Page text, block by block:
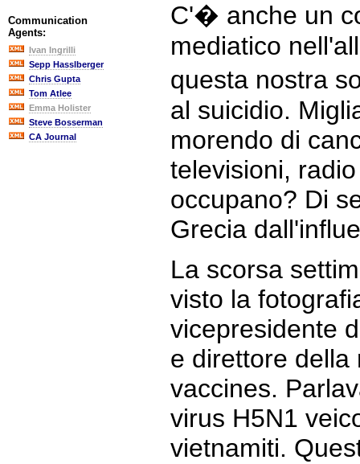
Communication
Agents:
Ivan Ingrilli
Sepp Hasslberger
Chris Gupta
Tom Atlee
Emma Holister
Steve Bosserman
CA Journal
C'� anche un
mediatico
questa nostra
al suicidio.
morendo di
televisioni,
occupano? Di
Grecia
La scorsa
visto la
vicepresidente
e direttore della
vaccines.
virus H5N1
vietnamiti.